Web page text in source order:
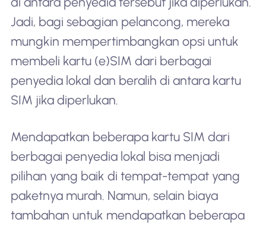
Jadi, bagi sebagian pelancong, mereka
mungkin mempertimbangkan opsi untuk
membeli kartu (e)SIM dari berbagai
penyedia lokal dan beralih di antara kartu
SIM jika diperlukan.
Mendapatkan beberapa kartu SIM dari
berbagai penyedia lokal bisa menjadi
pilihan yang baik di tempat-tempat yang
paketnya murah. Namun, selain biaya
tambahan untuk mendapatkan beberapa